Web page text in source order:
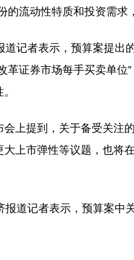
流动性特质和投资需求
记者表示，预算案提出
革证券市场每手买卖单
上提到，关于备受关注
上市弹性等议题，也将
道记者表示，预算案中